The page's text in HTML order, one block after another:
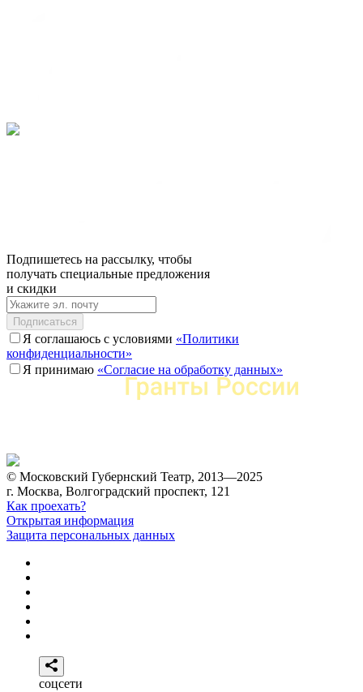
Подпишетесь на рассылку, чтобы
получать специальные предложения
и скидки
Подписаться
Я соглашаюсь с условиями «Политики
конфиденциальности»
Я принимаю «Согласие на обработку данных»
© Московский Губернский Театр, 2013—2025
г. Москва, Волгоградский проспект, 121
Как проехать?
Открытая информация
Защита персональных данных
соцсети